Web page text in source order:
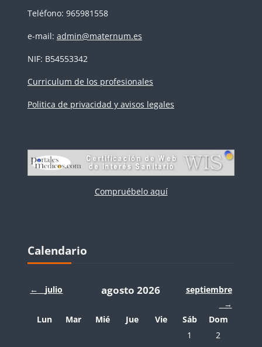
Teléfono: 965981558
e-mail: admin@maternum.es
NIF: B54553342
Curriculum de los profesionales
Politica de privacidad y avisos legales
Compruébelo aquí
Bloques
Calendario
← julio agosto 2026
septiembre
→
Lunes
Lun Martes
Mar Miércoles
Mié Jueves
Jue Viernes
Vie Sábado
Sáb Domingo
Dom
Sin eventos,
1 Sin
2